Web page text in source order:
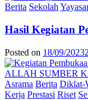
Berita Sekolah
Hasil Kegiatan
Posted on 18/09/2023
Asrama Berita Diklat-
Kerja Prestasi Riset